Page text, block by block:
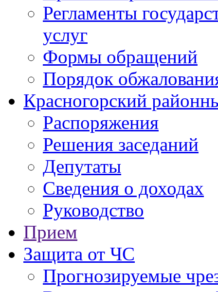
Регламенты
услуг
Формы обращений
Порядок
Красногорский
Распоряжения
Решения заседаний
Депутаты
Сведения о доходах
Руководство
Прием
Защита от ЧС
Прогнозируемые